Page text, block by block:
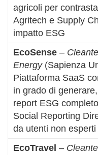
agricoli per
Agritech e Supply
impatto ESG
EcoSense –
Energy (Sapienza
Piattaforma SaaS
in grado di
report ESG
Social Reporting
da utenti non esperti
EcoTravel –